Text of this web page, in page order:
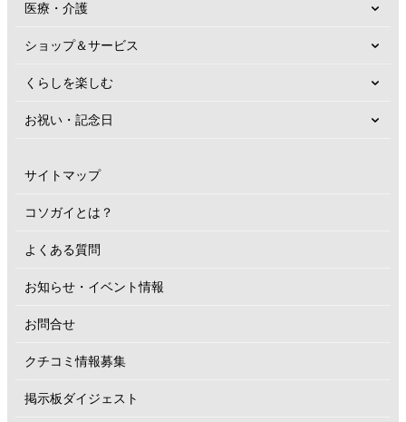
医療・介護
ショップ＆サービス
くらしを楽しむ
お祝い・記念日
サイトマップ
コソガイとは？
よくある質問
お知らせ・イベント情報
お問合せ
クチコミ情報募集
掲示板ダイジェスト